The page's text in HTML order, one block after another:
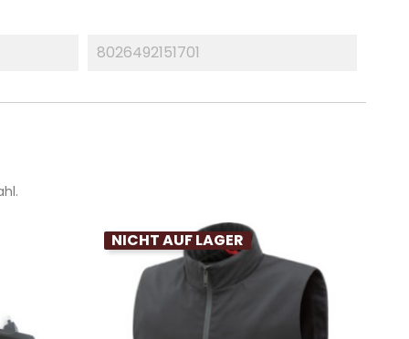
8026492151701
NICHT AUF LAGER